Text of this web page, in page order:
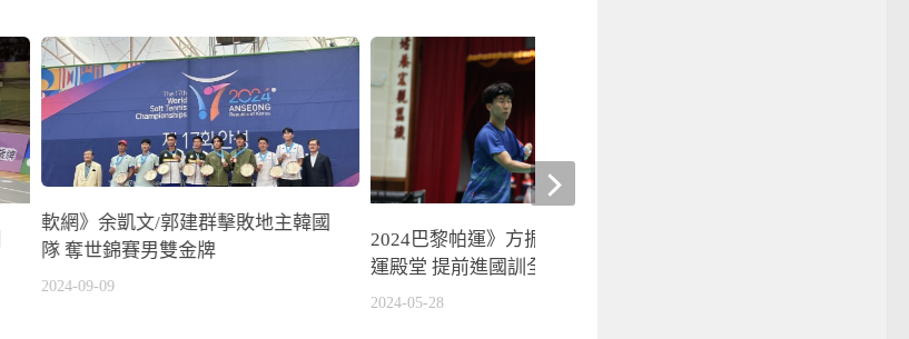
軟網》余凱文/郭建群擊敗地主韓國
隊 奪世錦賽男雙金牌
2024-09-09
2024巴黎帕運》方振宇二度挑戰帕
運殿堂 提前進國訓全力備戰拚奪牌
2024-05-28